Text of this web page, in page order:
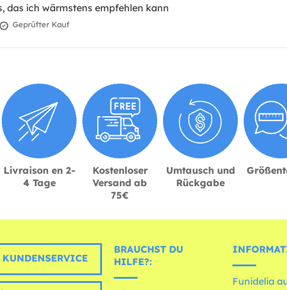
das ich wärmstens empfehlen kann
Geprüfter Kauf
Livraison en 2-
4 Tage
Kostenloser
Versand ab
75€
Umtausch und
Rückgabe
BRAUCHST DU
HILFE?:
Funidelia